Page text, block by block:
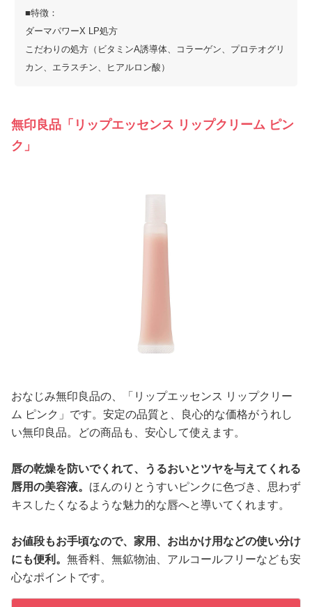
■特徴：
ダーマパワーX LP処方
こだわりの処方（ビタミンA誘導体、コラーゲン、プロテオグリ
カン、エラスチン、ヒアルロン酸）
無印良品「リップエッセンス リップクリーム ピン
ク」
おなじみ無印良品の、「リップエッセンス リップクリー
ム ピンク」です。安定の品質と、良心的な価格がうれし
い無印良品。どの商品も、安心して使えます。
唇の乾燥を防いでくれて、うるおいとツヤを与えてくれる
唇用の美容液。 ほんのりとうすいピンクに色づき、思わず
キスしたくなるような魅力的な唇へと導いてくれます。
お値段もお手頃なので、家用、お出かけ用などの使い分け
にも便利。 無香料、無鉱物油、アルコールフリーなども安
心なポイントです。